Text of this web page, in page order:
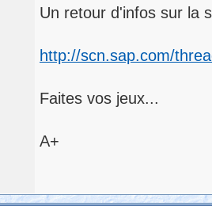
Un retour d'infos sur la
http://scn.sap.com/
Faites vos jeux...
A+